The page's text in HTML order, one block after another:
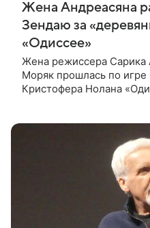
Жена Андреасяна
Зендаю за
«Одиссее»
Жена режиссера Сарика
Моряк прошлась по
Кристофера Нолана